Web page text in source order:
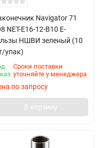
Navigator 71
NET-E16-12-B10 Е-
НШВИ зеленый (10
упак)
Сроки поставки
уточняйте у менеджера
по запросу
В корзину